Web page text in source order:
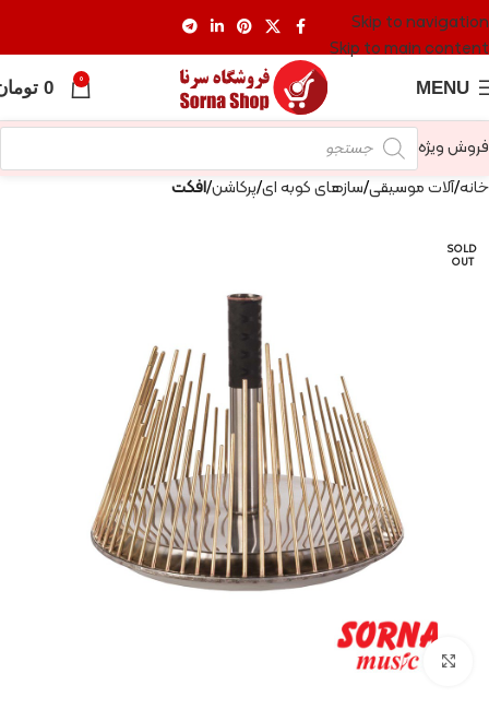
Skip to navigation
Skip to main content
MENU
0
0
فروش ویژه
خانه آلات موسیقی سازهای کوبه ای پرکاشن افکت
SOLD
OUT
Click to enlarge